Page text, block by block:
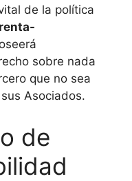
de la política
renta-
sobre nada
que no sea
Asociados.
de